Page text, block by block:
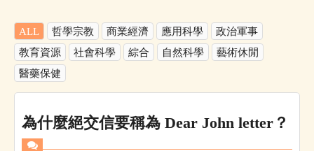
ALL 哲學宗教 商業經濟 應用科學
政治軍事
教育資源
社會科學 綜合 自然科學
藝術休閒
醫藥保健
為什麼絕交信要稱為 Dear John letter？